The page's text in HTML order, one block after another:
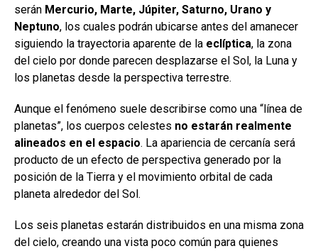
serán Mercurio, Marte, Júpiter, Saturno, Urano y
Neptuno, los cuales podrán ubicarse antes del amanecer
siguiendo la trayectoria aparente de la eclíptica, la zona
del cielo por donde parecen desplazarse el Sol, la Luna y
los planetas desde la perspectiva terrestre.
Aunque el fenómeno suele describirse como una “línea de
planetas”, los cuerpos celestes no estarán realmente
alineados en el espacio. La apariencia de cercanía será
producto de un efecto de perspectiva generado por la
posición de la Tierra y el movimiento orbital de cada
planeta alrededor del Sol.
Los seis planetas estarán distribuidos en una misma zona
del cielo, creando una vista poco común para quienes